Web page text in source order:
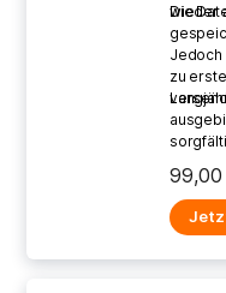
wieder
Die
Jedoch
zu